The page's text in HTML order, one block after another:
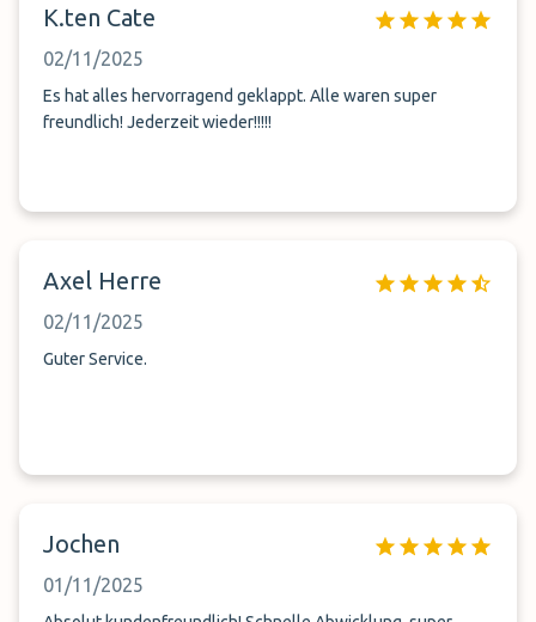
K.ten Cate
02/11/2025
Es hat alles hervorragend geklappt. Alle waren super
freundlich! Jederzeit wieder!!!!!
Axel Herre
02/11/2025
Guter Service.
Jochen
01/11/2025